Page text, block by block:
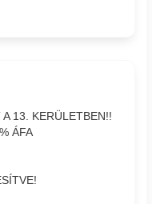
13. KERÜLETBEN!!
ÁFA